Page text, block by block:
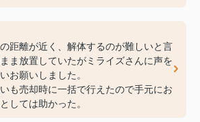
距離が近く、解体するのが難しいと言
ま放置していたがミライズさんに声を
お願いしました。
も売却時に一括で行えたので手元にお
しては助かった。